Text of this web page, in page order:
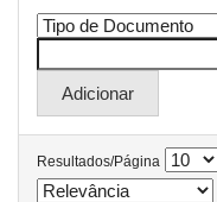
Resultados/Página